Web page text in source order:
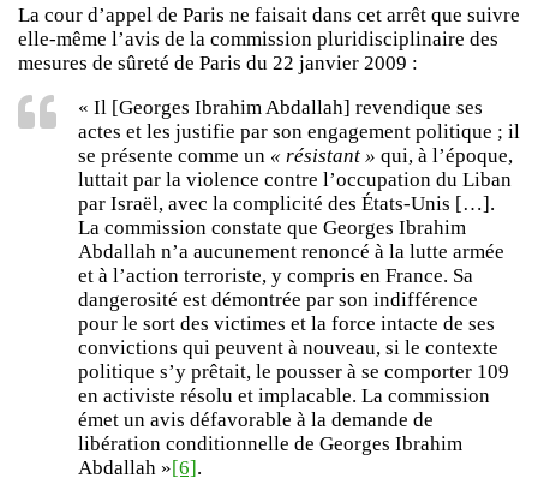
La cour d’appel de Paris ne faisait dans cet arrêt que suivre
elle-même l’avis de la commission pluridisciplinaire des
mesures de sûreté de Paris du 22 janvier 2009 :
« Il [Georges Ibrahim Abdallah] revendique ses
actes et les justifie par son engagement politique ; il
se présente comme un « résistant » qui, à l’époque,
luttait par la violence contre l’occupation du Liban
par Israël, avec la complicité des États-Unis […].
La commission constate que Georges Ibrahim
Abdallah n’a aucunement renoncé à la lutte armée
et à l’action terroriste, y compris en France. Sa
dangerosité est démontrée par son indifférence
pour le sort des victimes et la force intacte de ses
convictions qui peuvent à nouveau, si le contexte
politique s’y prêtait, le pousser à se comporter 109
en activiste résolu et implacable. La commission
émet un avis défavorable à la demande de
libération conditionnelle de Georges Ibrahim
Abdallah »[6].